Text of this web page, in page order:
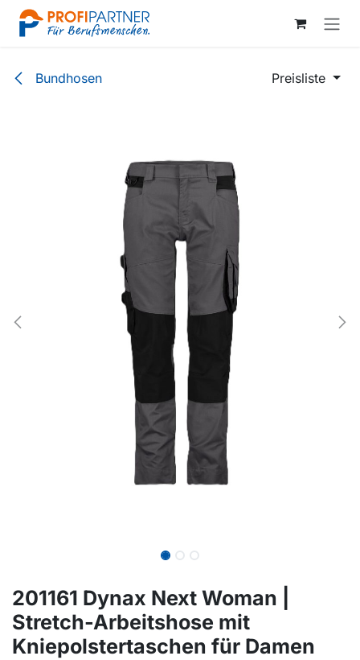
Zum Inhalt springen
Bundhosen Preisliste
201161 Dynax Next Woman |
Stretch-Arbeitshose mit
Kniepolstertaschen für Damen